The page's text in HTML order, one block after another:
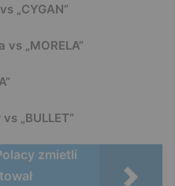
„CYGAN”
vs „MORELA”
„BULLET”
zmietli